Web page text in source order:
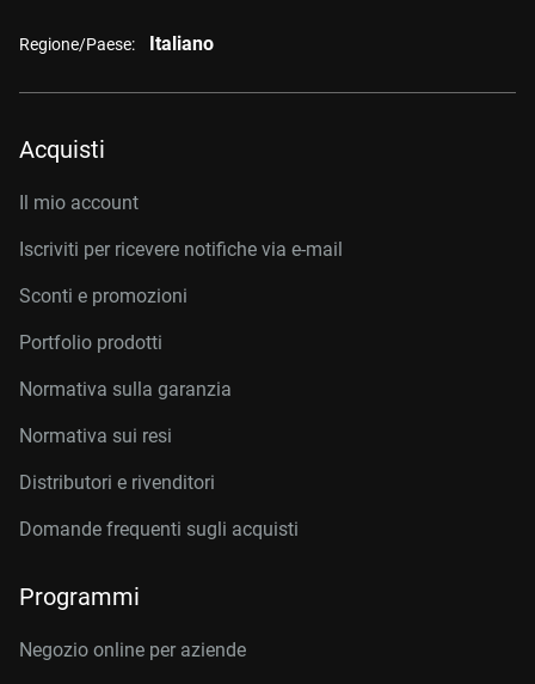
Regione/Paese: Italiano
Acquisti
Il mio account
Iscriviti per ricevere notifiche via e-mail
Sconti e promozioni
Portfolio prodotti
Normativa sulla garanzia
Normativa sui resi
Distributori e rivenditori
Domande frequenti sugli acquisti
Programmi
Negozio online per aziende